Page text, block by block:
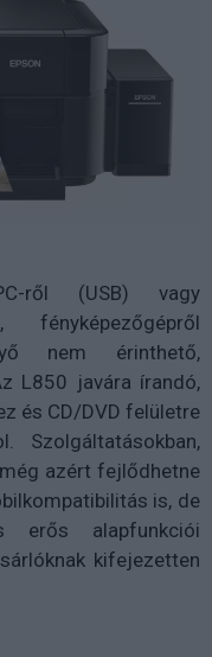
ről (USB) vagy
fényképezőgépről
nem érinthető,
L850 javára írandó,
és CD/DVD felületre
Szolgáltatásokban,
azért fejlődhetne
is, de
erős alapfunkciói
kifejezetten